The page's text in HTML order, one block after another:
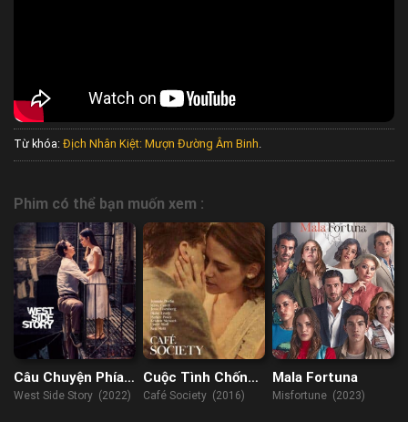
Từ khóa: Địch Nhân Kiệt: Mượn Đường Âm Binh.
Phim có thể bạn muốn xem :
Câu Chuyện Phía
Tây
West Side Story (2022)
Cuộc Tình Chốn
Phồn Hoa
Café Society (2016)
Mala Fortuna
Misfortune (2023)